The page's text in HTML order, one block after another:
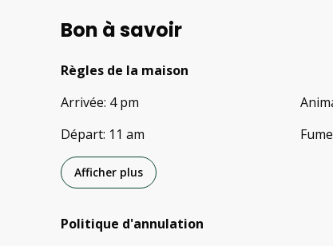
Bon à savoir
Règles de la maison
Arrivée: 4 pm
Départ: 11 am
Afficher plus
Politique d'annulation